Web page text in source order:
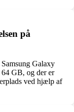
på
Galaxy
GB, og der er
ved hjælp af